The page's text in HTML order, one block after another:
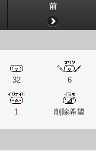
前
32 6
1 削除希望